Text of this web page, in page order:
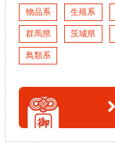
物品系 生殖系
群馬県 茨城県
鳥類系